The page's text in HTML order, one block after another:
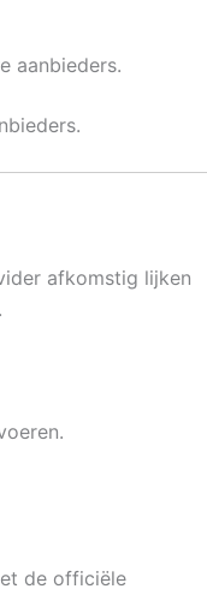
aanbieders.
afkomstig lijken
de officiële